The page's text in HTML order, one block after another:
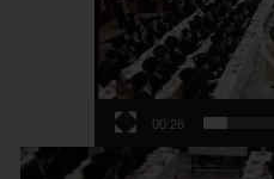
00:26